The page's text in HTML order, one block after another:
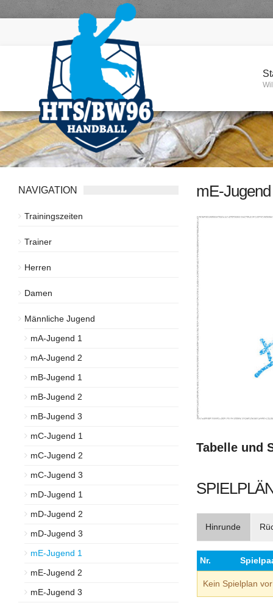
NAVIGATION
Trainingszeiten
Trainer
Herren
Damen
Männliche Jugend
mA-Jugend 1
mA-Jugend 2
mB-Jugend 1
mB-Jugend 2
mB-Jugend 3
mC-Jugend 1
mC-Jugend 2
mC-Jugend 3
mD-Jugend 1
mD-Jugend 2
mD-Jugend 3
mE-Jugend 1
mE-Jugend 2
mE-Jugend 3
mE-
Tabelle und
Hinrunde
Nr.
Kein Spielplan